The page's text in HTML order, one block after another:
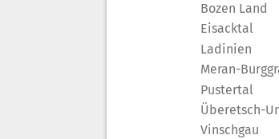
Bozen Land
Eisacktal
Ladinien
Meran-
Pustertal
Überetsch-
Vinschgau